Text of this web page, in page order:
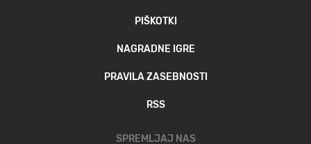
PIŠKOTKI
NAGRADNE IGRE
PRAVILA ZASEBNOSTI
RSS
SPREMLJAJ NAS